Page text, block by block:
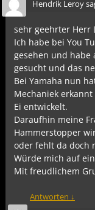
Hendrik Leroy
sehr geehrter Herr
Ich habe bei You
gesehen und
gesucht und das
Bei Yamaha nun
Mechaniek
Ei entwickelt.
Daraufhin meine
Hammerstopper
oder fehlt da doch
Würde mich auf
Mit freudlichem
Antworten ↓